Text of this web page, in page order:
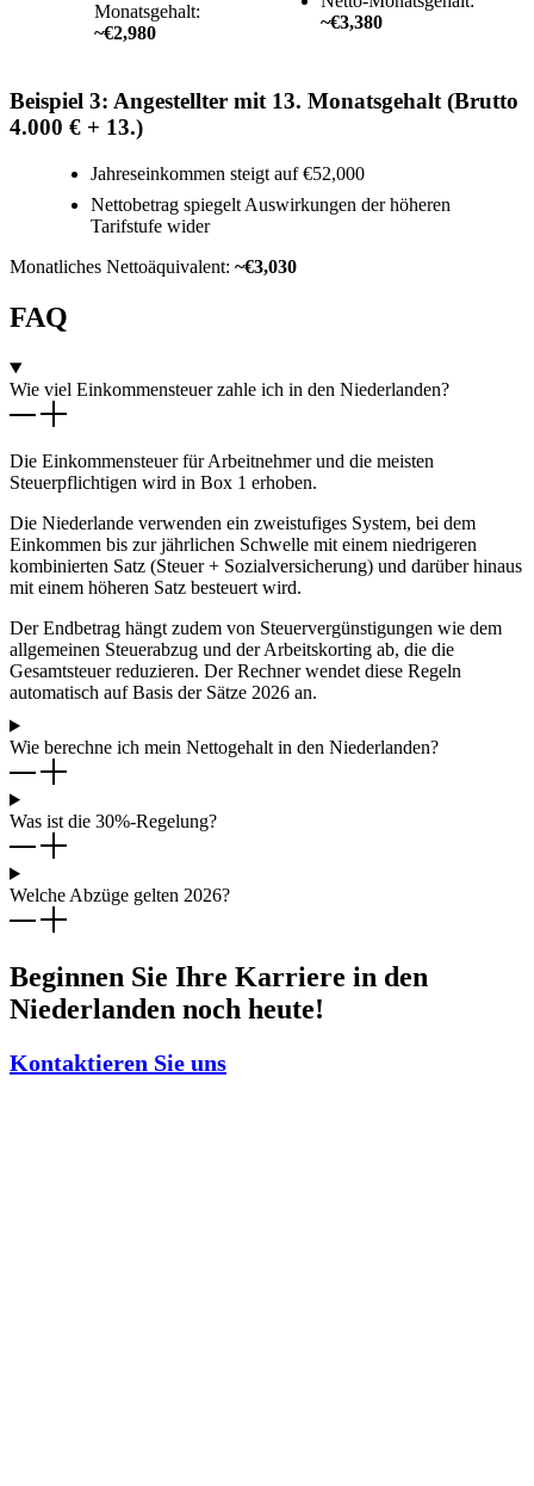
Monatsgehalt:
~€2,980
~€3,380
Beispiel 3: Angestellter mit 13. Monatsgehalt (Brutto
4.000 € + 13.)
Jahreseinkommen steigt auf €52,000
Nettobetrag spiegelt Auswirkungen der höheren
Tarifstufe wider
Monatliches Nettoäquivalent: ~€3,030
FAQ
Wie viel Einkommensteuer zahle ich in den Niederlanden?
Die Einkommensteuer für Arbeitnehmer und die meisten
Steuerpflichtigen wird in Box 1 erhoben.
Die Niederlande verwenden ein zweistufiges System, bei dem
Einkommen bis zur jährlichen Schwelle mit einem niedrigeren
kombinierten Satz (Steuer + Sozialversicherung) und darüber hinaus
mit einem höheren Satz besteuert wird.
Der Endbetrag hängt zudem von Steuervergünstigungen wie dem
allgemeinen Steuerabzug und der Arbeitskorting ab, die die
Gesamtsteuer reduzieren. Der Rechner wendet diese Regeln
automatisch auf Basis der Sätze 2026 an.
Wie berechne ich mein Nettogehalt in den Niederlanden?
Was ist die 30%-Regelung?
Welche Abzüge gelten 2026?
Beginnen Sie Ihre Karriere in den
Niederlanden noch heute!
Kontaktieren Sie uns